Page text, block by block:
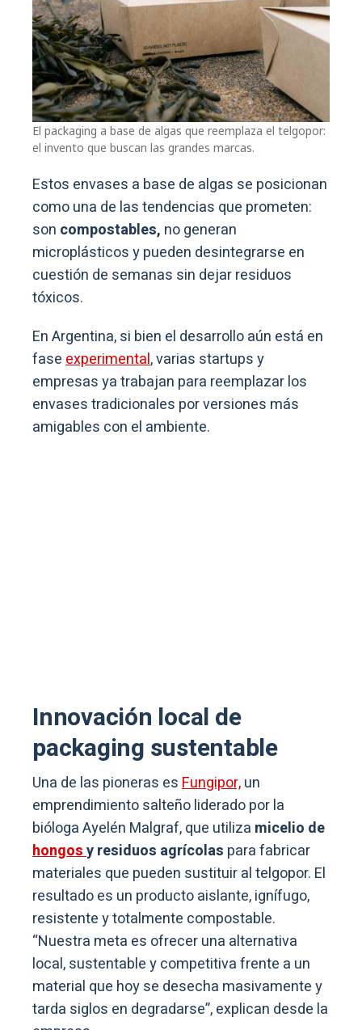
El packaging a base de algas que reemplaza el telgopor:
el invento que buscan las grandes marcas.
Estos envases a base de algas se posicionan
como una de las tendencias que prometen:
son compostables, no generan
microplásticos y pueden desintegrarse en
cuestión de semanas sin dejar residuos
tóxicos.
En Argentina, si bien el desarrollo aún está en
faseexperimental, varias startups y
empresas ya trabajan para reemplazar los
envases tradicionales por versiones más
amigables con el ambiente.
Innovación local de
packaging sustentable
Una de las pioneras esFungipor,un
emprendimiento salteño liderado por la
bióloga Ayelén Malgraf, que utiliza micelio de
hongosy residuos agrícolas para fabricar
materiales que pueden sustituir al telgopor. El
resultado es un producto aislante, ignífugo,
resistente y totalmente compostable.
“Nuestra meta es ofrecer una alternativa
local, sustentable y competitiva frente a un
material que hoy se desecha masivamente y
tarda siglos en degradarse”, explican desde la